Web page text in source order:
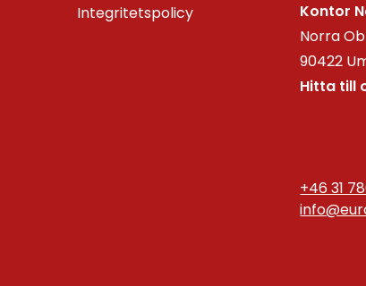
Integritetspolicy
Kontor
Norra
90422
Hitta till
+46 31